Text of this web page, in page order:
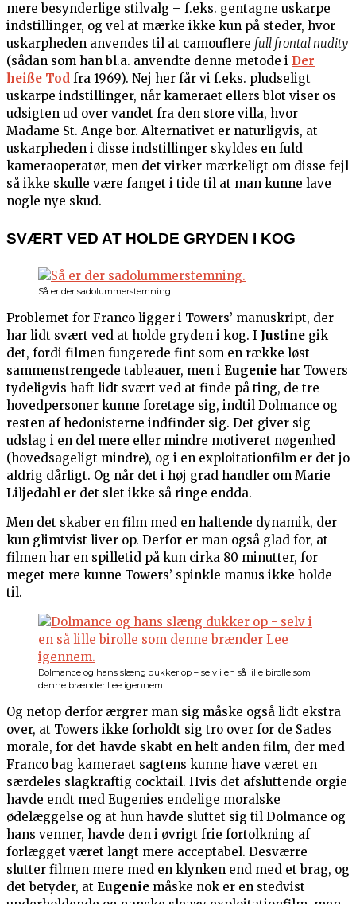
mere besynderlige stilvalg – f.eks. gentagne uskarpe
indstillinger, og vel at mærke ikke kun på steder, hvor
uskarpheden anvendes til at camouflere full frontal nudity
(sådan som han bl.a. anvendte denne metode i Der
heiße Tod fra 1969). Nej her får vi f.eks. pludseligt
uskarpe indstillinger, når kameraet ellers blot viser os
udsigten ud over vandet fra den store villa, hvor
Madame St. Ange bor. Alternativet er naturligvis, at
uskarpheden i disse indstillinger skyldes en fuld
kameraoperatør, men det virker mærkeligt om disse fejl
så ikke skulle være fanget i tide til at man kunne lave
nogle nye skud.
SVÆRT VED AT HOLDE GRYDEN I KOG
Så er der sadolummerstemning.
Problemet for Franco ligger i Towers’ manuskript, der
har lidt svært ved at holde gryden i kog. I Justine gik
det, fordi filmen fungerede fint som en række løst
sammenstrengede tableauer, men i Eugenie har Towers
tydeligvis haft lidt svært ved at finde på ting, de tre
hovedpersoner kunne foretage sig, indtil Dolmance og
resten af hedonisterne indfinder sig. Det giver sig
udslag i en del mere eller mindre motiveret nøgenhed
(hovedsageligt mindre), og i en exploitationfilm er det jo
aldrig dårligt. Og når det i høj grad handler om Marie
Liljedahl er det slet ikke så ringe endda.
Men det skaber en film med en haltende dynamik, der
kun glimtvist liver op. Derfor er man også glad for, at
filmen har en spilletid på kun cirka 80 minutter, for
meget mere kunne Towers’ spinkle manus ikke holde
til.
Dolmance og hans slæng dukker op – selv i en så lille birolle som
denne brænder Lee igennem.
Og netop derfor ærgrer man sig måske også lidt ekstra
over, at Towers ikke forholdt sig tro over for de Sades
morale, for det havde skabt en helt anden film, der med
Franco bag kameraet sagtens kunne have været en
særdeles slagkraftig cocktail. Hvis det afsluttende orgie
havde endt med Eugenies endelige moralske
ødelæggelse og at hun havde sluttet sig til Dolmance og
hans venner, havde den i øvrigt frie fortolkning af
forlægget været langt mere acceptabel. Desværre
slutter filmen mere med en klynken end med et brag, og
det betyder, at Eugenie måske nok er en stedvist